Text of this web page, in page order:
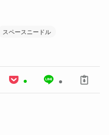
スペースニードル